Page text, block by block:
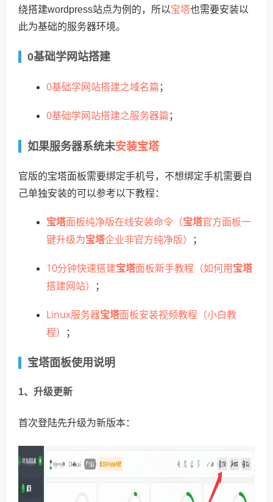
绕搭建wordpress站点为例的，所以宝塔也需要安装以
此为基础的服务器环境。
0基础学网站搭建
0基础学网站搭建之域名篇 ；
0基础学网站搭建之服务器篇 ；
如果服务器系统未安装宝塔
官版的宝塔面板需要绑定手机号，不想绑定手机需要自
己单独安装的可以参考以下教程：
宝塔面板纯净版在线安装命令（宝塔官方面板一
键升级为宝塔企业非官方纯净版） ；
10分钟快速搭建宝塔面板新手教程（如何用宝塔
搭建网站）
；
Linux服务器宝塔面板安装视频教程（小白教
程）
；
宝塔面板使用说明
1、升级更新
首次登陆先升级为新版本：